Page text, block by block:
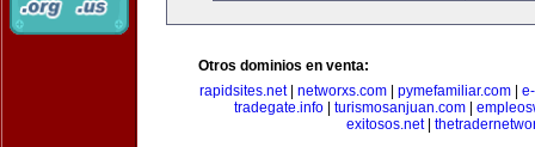
Otros dominios en venta:
rapidsites.net| networxs.com| pymefamiliar.com|
tradegate.info| turismosanjuan.com|
exitosos.net|